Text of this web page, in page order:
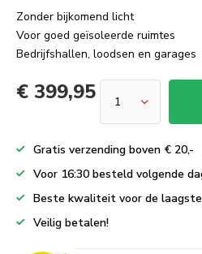
Zonder bijkomend licht
Voor goed geïsoleerde ruimtes
Bedrijfshallen, loodsen en garages
€ 399,95
Gratis verzending boven € 20,-
Voor 16:30 besteld volgende
Beste kwaliteit voor de
Veilig betalen!